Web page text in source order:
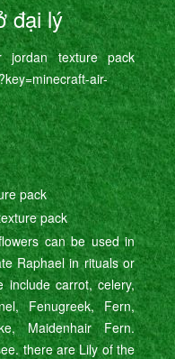
đại lý
texture pack
air-
pack
pack
can be used in
Raphael in rituals or
include carrot, celery,
Fenugreek, Fern,
Maidenhair Fern.
there are Lily of the